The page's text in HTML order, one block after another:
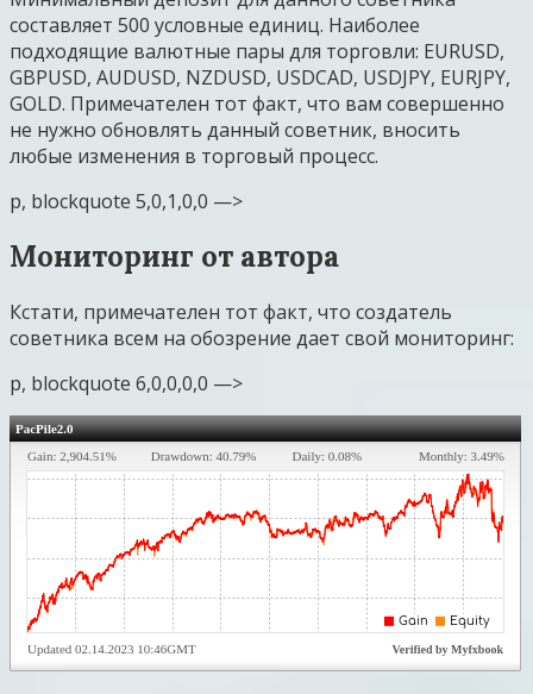
составляет 500 условные единиц. Наиболее
подходящие валютные пары для торговли: EURUSD,
GBPUSD, AUDUSD, NZDUSD, USDCAD, USDJPY, EURJPY,
GOLD. Примечателен тот факт, что вам совершенно
не нужно обновлять данный советник, вносить
любые изменения в торговый процесс.
p, blockquote 5,0,1,0,0 —>
Мониторинг от автора
Кстати, примечателен тот факт, что создатель
советника всем на обозрение дает свой мониторинг:
p, blockquote 6,0,0,0,0 —>